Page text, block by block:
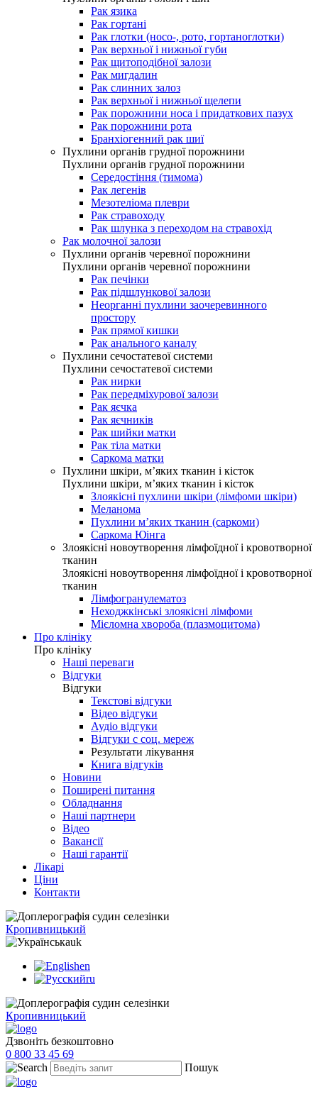
Рак язика
Рак гортані
Рак глотки (носо-, рото, гортаноглотки)
Рак верхньої і нижньої губи
Рак щитоподібної залози
Рак мигдалин
Рак слинних залоз
Рак верхньої і нижньої щелепи
Рак порожнини носа і придаткових пазух
Рак порожнини рота
Бранхіогенний рак шиї
Пухлини органів грудної порожнини
Пухлини органів грудної порожнини
Середостіння (тимома)
Рак легенів
Мезотеліома плеври
Рак стравоходу
Рак шлунка з переходом на стравохід
Рак молочної залози
Пухлини органів черевної порожнини
Пухлини органів черевної порожнини
Рак печінки
Рак підшлункової залози
Неорганні пухлини заочеревинного
простору
Рак прямої кишки
Рак анального каналу
Пухлини сечостатевої системи
Пухлини сечостатевої системи
Рак нирки
Рак передміхурової залози
Рак яєчка
Рак яєчників
Рак шийки матки
Рак тіла матки
Саркома матки
Пухлини шкіри, м’яких тканин і кісток
Пухлини шкіри, м’яких тканин і кісток
Злоякісні пухлини шкіри (лімфоми шкіри)
Меланома
Пухлини м’яких тканин (саркоми)
Саркома Юінга
Злоякісні новоутворення лімфоїдної і кровотворної
тканин
Злоякісні новоутворення лімфоїдної і кровотворної
тканин
Лімфогранулематоз
Неходжкінські злоякісні лімфоми
Мієломна хвороба (плазмоцитома)
Про клініку
Про клініку
Наші переваги
Відгуки
Відгуки
Текстові відгуки
Відео відгуки
Аудіо відгуки
Відгуки с соц. мереж
Результати лікування
Книга відгуків
Новини
Поширені питання
Обладнання
Наші партнери
Відео
Вакансії
Наші гарантії
Лікарі
Ціни
Контакти
Кропивницький
uk
en
ru
Кропивницький
Дзвоніть безкоштовно
0 800 33 45 69
Пошук